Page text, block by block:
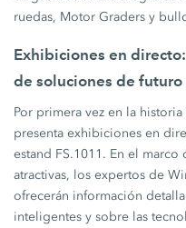
ruedas, Motor Graders y
Exhibiciones en
de soluciones de futuro
Por primera vez en la
presenta exhibiciones en
estand FS.1011. En el
atractivas, los expertos de
ofrecerán información
inteligentes y sobre las